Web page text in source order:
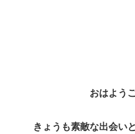
おはよう
きょうも素敵な出会い